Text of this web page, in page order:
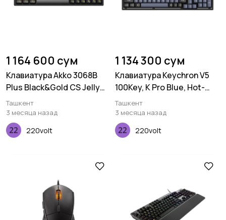
1 164 600 сум
Клавиатура Akko 3068B
Plus Black&Gold CS Jelly
Black RGB
Ташкент
3 месяца назад
220volt
1 134 300 сум
Клавиатура Keychron V5
100Key, K Pro Blue, Hot-
Swap, QMK, USB-A, EN/UKR,
RGB, Frosted Black
Ташкент
3 месяца назад
220volt